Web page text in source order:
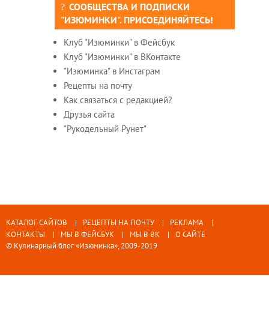
СООБЩЕСТВА И ПОДПИСКИ
"ИЗЮМИНКИ". ПРИСОЕДИНЯЙТЕСЬ!
Клуб "Изюминки" в Фейсбук
Клуб "Изюминки" в ВКонтакте
"Изюминка" в Инстаграм
Рецепты на почту
Как связаться с редакцией?
Друзья сайта
"Рукодельный Рунет"
КАТАЛОГ САЙТОВ РЕЦЕПТЫ НА ПОЧТУ
РЕКЛАМА
КОНТАКТЫ
МЫ В ФЕЙСБУК МЫ В ВК
О САЙТЕ
© Кулинарный блог «Изюминка», 2009-2019